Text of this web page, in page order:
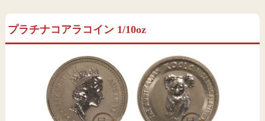
プラチナコアラコイン 1/10oz